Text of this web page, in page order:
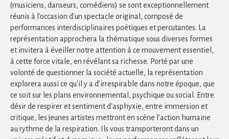
(musiciens, danseurs, comédiens) se sont exceptionnellement
réunis à l'occasion d'un spectacle original, composé de
performances interdisciplinaires poétiques et percutantes. La
représentation approchera la thématique sous diverses formes
et invitera à éveiller notre attention à ce mouvement essentiel,
à cette force vitale, en révélant sa richesse. Porté par une
volonté de questionner la société actuelle, la représentation
explorera aussi ce qu'il y a d’irrespirable dans notre époque, que
ce soit sur les plans environnemental, psychique ou social. Entre
désir de respirer et sentiment d'asphyxie, entre immersion et
critique, les jeunes artistes mettront en scène l'action humaine
au rythme de la respiration. Ils vous transporteront dans un